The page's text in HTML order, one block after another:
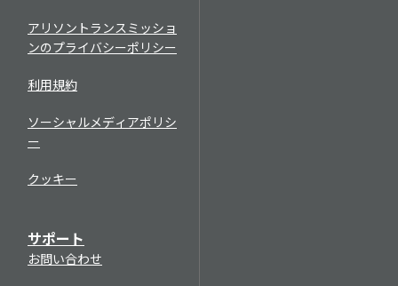
アリソントランスミッショ
ンのプライバシーポリシー
利用規約
ソーシャルメディアポリシ
ー
クッキー
サポート
お問い合わせ